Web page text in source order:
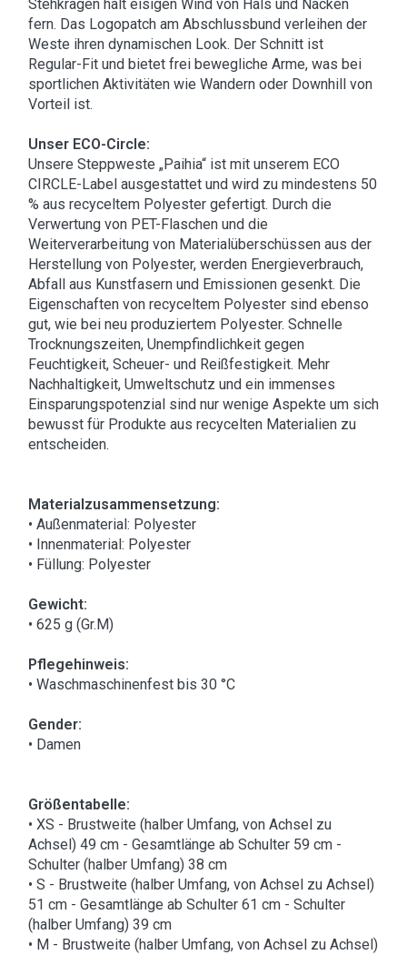
Stehkragen hält eisigen Wind von Hals und Nacken
fern. Das Logopatch am Abschlussbund verleihen der
Weste ihren dynamischen Look. Der Schnitt ist
Regular-Fit und bietet frei bewegliche Arme, was bei
sportlichen Aktivitäten wie Wandern oder Downhill von
Vorteil ist.
Unser ECO-Circle:
Unsere Steppweste „Paihia“ ist mit unserem ECO
CIRCLE-Label ausgestattet und wird zu mindestens 50
% aus recyceltem Polyester gefertigt. Durch die
Verwertung von PET-Flaschen und die
Weiterverarbeitung von Materialüberschüssen aus der
Herstellung von Polyester, werden Energieverbrauch,
Abfall aus Kunstfasern und Emissionen gesenkt. Die
Eigenschaften von recyceltem Polyester sind ebenso
gut, wie bei neu produziertem Polyester. Schnelle
Trocknungszeiten, Unempfindlichkeit gegen
Feuchtigkeit, Scheuer- und Reißfestigkeit. Mehr
Nachhaltigkeit, Umweltschutz und ein immenses
Einsparungspotenzial sind nur wenige Aspekte um sich
bewusst für Produkte aus recycelten Materialien zu
entscheiden.
Materialzusammensetzung:
• Außenmaterial: Polyester
• Innenmaterial: Polyester
• Füllung: Polyester
Gewicht:
• 625 g (Gr.M)
Pflegehinweis:
• Waschmaschinenfest bis 30 °C
Gender:
• Damen
Größentabelle:
• XS - Brustweite (halber Umfang, von Achsel zu
Achsel) 49 cm - Gesamtlänge ab Schulter 59 cm -
Schulter (halber Umfang) 38 cm
• S - Brustweite (halber Umfang, von Achsel zu Achsel)
51 cm - Gesamtlänge ab Schulter 61 cm - Schulter
(halber Umfang) 39 cm
• M - Brustweite (halber Umfang, von Achsel zu Achsel)